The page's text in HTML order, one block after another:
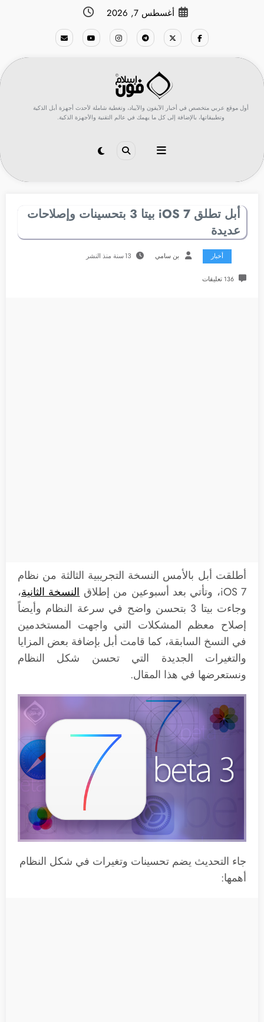
أغسطس 7, 2026
أول موقع عربي متخصص في أخبار الآيفون والآيباد، وتغطية شاملة لأحدث أجهزة أبل الذكية
وتطبيقاتها، بالإضافة إلى كل ما يهمك في عالم التقنية والأجهزة الذكية.
أبل تطلق iOS 7 بيتا 3 بتحسينات وإصلاحات
عديدة
أخبار بن سامي 13 سنة منذ النشر
136 تعليقات
أطلقت أبل بالأمس النسخة التجريبية الثالثة من نظام
iOS 7، وتأتي بعد أسبوعين من إطلاق
النسخة الثانية،
وجاءت بيتا 3 بتحسن واضح في سرعة النظام وأيضاً
إصلاح معظم المشكلات التي واجهت المستخدمين
في النسخ السابقة، كما قامت أبل بإضافة بعض المزايا
والتغيرات الجديدة التي تحسن شكل النظام
ونستعرضها في هذا المقال.
جاء التحديث يضم تحسينات وتغيرات في شكل النظام
أهمها: